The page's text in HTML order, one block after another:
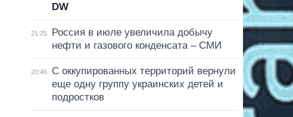
DW
21:25
Россия в июле увеличила добычу
нефти и газового конденсата – СМИ
20:46
С оккупированных территорий вернули
еще одну группу украинских детей и
подростков